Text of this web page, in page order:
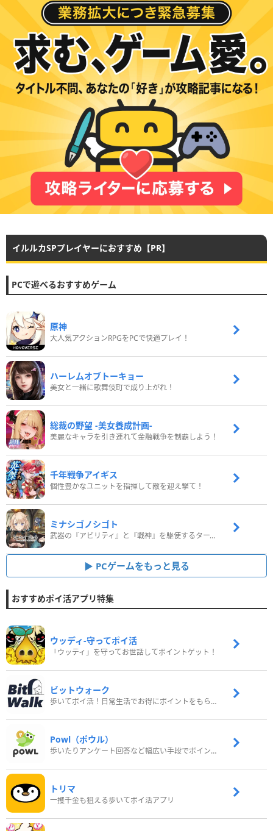
イルルカSPプレイヤーにおすすめ【PR】
PCで遊べるおすすめゲーム
原神
大人気アクションRPGをPCで快適プレイ！
ハーレムオブトーキョー
美女と一緒に歌舞伎町で成り上がれ！
総裁の野望 -美女養成計画-
美麗なキャラを引き連れて金融戦争を制覇しよう！
千年戦争アイギス
個性豊かなユニットを指揮して敵を迎え撃て！
ミナシゴノシゴト
武器の『アビリティ』と『戦神』を駆使するターン制コマンドバトルRPG！
PCゲームをもっと見る
おすすめポイ活アプリ特集
ウッディ‐守ってポイ活
「ウッディ」を守ってお世話してポイントゲット！
ビットウォーク
歩いてポイ活！日常生活でお得にポイントをもらおう
Powl（ポウル）
歩いたりアンケート回答など幅広い手段でポイントをゲット
トリマ
一攫千金も狙える歩いてポイ活アプリ